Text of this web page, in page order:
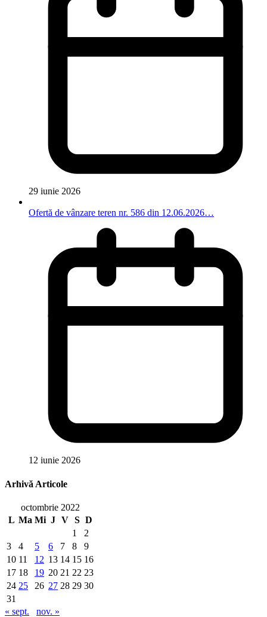
29 iunie 2026
Ofertă de vânzare teren nr. 586 din 12.06.2026…
12 iunie 2026
Arhivă Articole
octombrie 2022
L Ma Mi J V S D
1
2
3
4 5 6 7 8
9
10 11 12 13 14 15 16
17 18 19 20 21 22 23
24 25 26 27 28 29 30
31
« sept.
nov. »